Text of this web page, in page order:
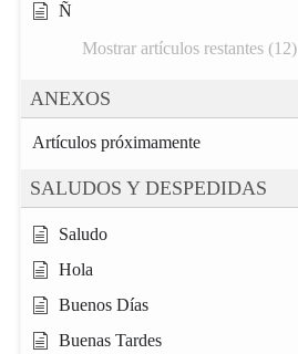
Ñ
Mostrar artículos restantes (12)
ANEXOS
Artículos próximamente
SALUDOS Y DESPEDIDAS
Saludo
Hola
Buenos Días
Buenas Tardes